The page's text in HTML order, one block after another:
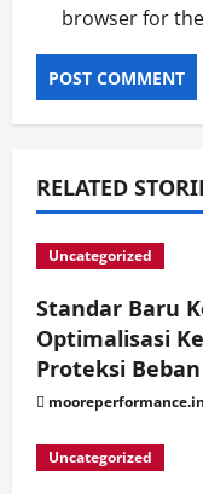
browser for
RELATED
Uncategorized
Standar Baru
Optimalisasi
Proteksi
Uncategorized